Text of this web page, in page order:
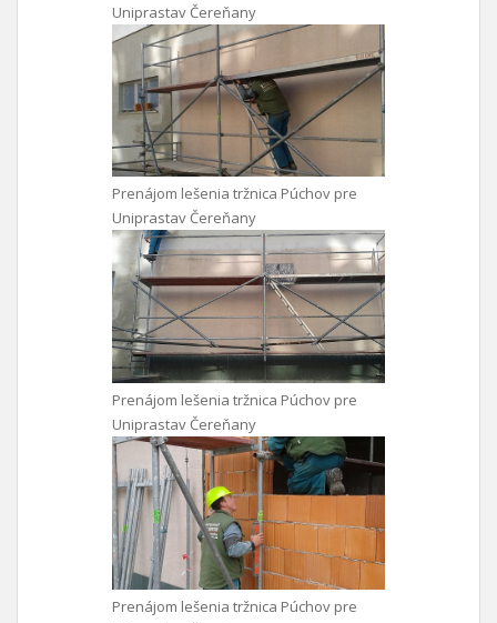
Uniprastav Čereňany
Prenájom lešenia tržnica Púchov pre
Uniprastav Čereňany
Prenájom lešenia tržnica Púchov pre
Uniprastav Čereňany
Prenájom lešenia tržnica Púchov pre